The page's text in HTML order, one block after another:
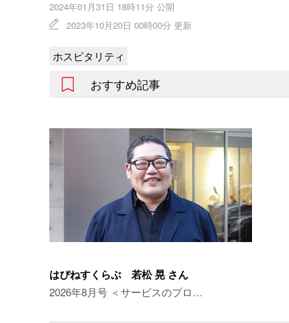
2024年01月31日 18時11分 公開
2023年10月20日 00時00分 更新
ホスピタリティ
おすすめ記事
はぴねすくらぶ 若松 晃 さん
2026年8月号 ＜サービスのプロ…